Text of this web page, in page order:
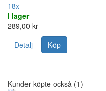
18x
I lager
289,00 kr
Detalj
Köp
Kunder köpte också (1)